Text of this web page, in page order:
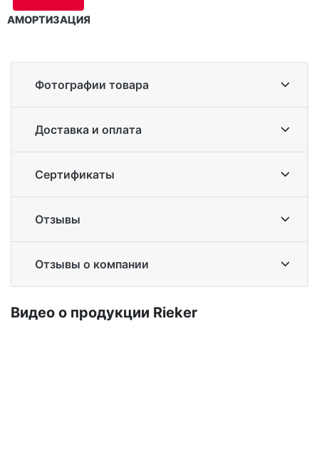
АМОРТИЗАЦИЯ
Фотографии товара
Доставка и оплата
Сертификаты
Отзывы
Отзывы о компании
Ви­део о про­дук­ции Ri­eker